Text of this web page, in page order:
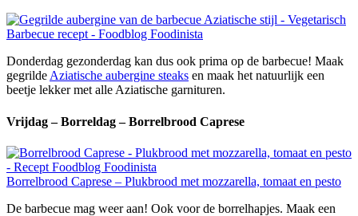
Donderdag gezonderdag kan dus ook prima op de barbecue! Maak
gegrilde Aziatische aubergine steaks en maak het natuurlijk een
beetje lekker met alle Aziatische garnituren.
Vrijdag – Borreldag – Borrelbrood Caprese
Borrelbrood Caprese – Plukbrood met mozzarella, tomaat en pesto
De barbecue mag weer aan! Ook voor de borrelhapjes. Maak een